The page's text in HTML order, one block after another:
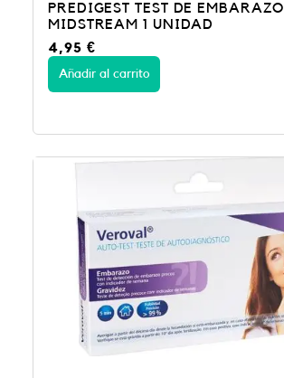
PREDIGEST TEST DE EMBARAZO
MIDSTREAM 1 UNIDAD
4,95 €
Añadir al carrito